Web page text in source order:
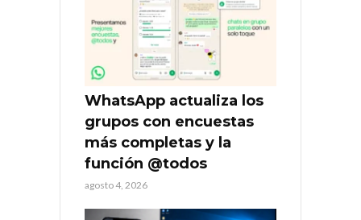
WhatsApp actualiza los
grupos con encuestas
más completas y la
función @todos
agosto 4, 2026